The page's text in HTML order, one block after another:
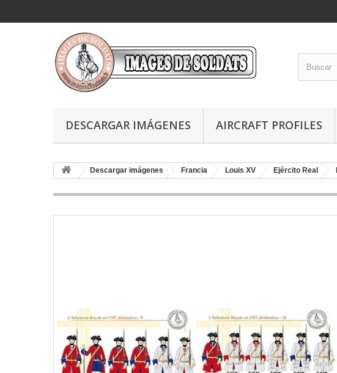
DESCARGAR IMÁGENES AIRCRAFT PROFILES
Descargar imágenes Francia Louis XV Ejército Real